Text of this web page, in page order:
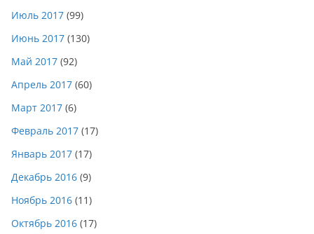
Июль 2017 (99)
Июнь 2017 (130)
Май 2017 (92)
Апрель 2017 (60)
Март 2017 (6)
Февраль 2017 (17)
Январь 2017 (17)
Декабрь 2016 (9)
Ноябрь 2016 (11)
Октябрь 2016 (17)